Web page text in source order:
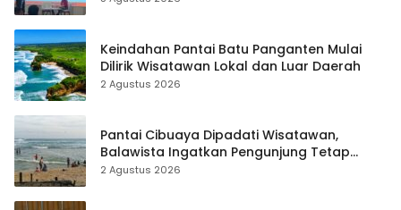
Keindahan Pantai Batu Panganten Mulai
Dilirik Wisatawan Lokal dan Luar Daerah
2 Agustus 2026
Pantai Cibuaya Dipadati Wisatawan,
Balawista Ingatkan Pengunjung Tetap
Waspada
2 Agustus 2026